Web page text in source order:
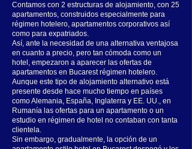
Contamos con 2 estructuras de alojamiento, con 25
apartamentos, construidos especialmente para
régimen hotelero, apartamentos corporativos así
como para expatriados.
Así, ante la necesidad de una alternativa ventajosa
en cuanto a precio, pero tan cómoda como un
hotel, empezaron a aparecer las ofertas de
apartamentos en Bucarest régimen hotelero.
Aunque este tipo de alojamiento alternativo está
presente desde hace mucho tiempo en países
como Alemania, España, Inglaterra y EE. UU., en
Rumanía las ofertas para un apartamento o un
estudio en régimen de hotel no contaban con tanta
clientela.
Sin embargo, gradualmente, la opción de un